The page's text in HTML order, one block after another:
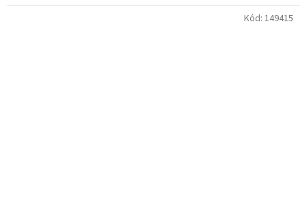
Kód: 149415